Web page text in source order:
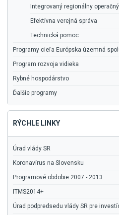
Integrovaný regionálny
Efektívna verejná správa
Technická pomoc
Programy cieľa Európska územná
Program rozvoja vidieka
Rybné hospodárstvo
Ďalšie programy
RÝCHLE LINKY
Úrad vlády SR
Koronavírus na Slovensku
Programové obdobie 2007 - 2013
ITMS2014+
Úrad podpredsedu vlády SR pre